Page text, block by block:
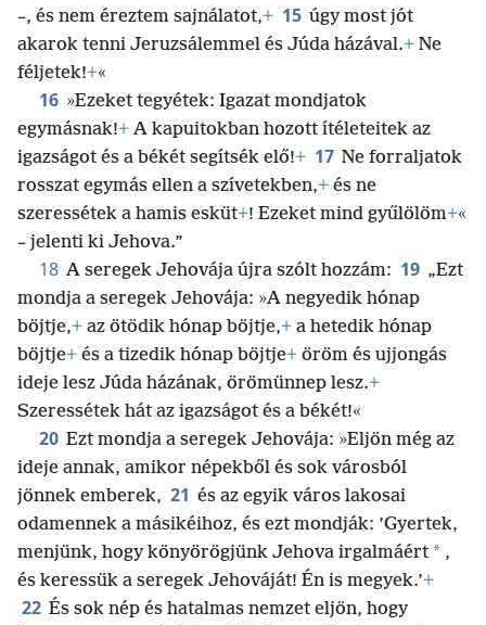
–, és nem éreztem sajnálatot,+ 15 úgy most jót
akarok tenni Jeruzsálemmel és Júda házával.+ Ne
féljetek!+«
16 »Ezeket tegyétek: Igazat mondjatok
egymásnak!+ A kapuitokban hozott ítéleteitek az
igazságot és a békét segítsék elő!+ 17 Ne forraljatok
rosszat egymás ellen a szívetekben,+ és ne
szeressétek a hamis esküt+! Ezeket mind gyűlölöm+«
– jelenti ki Jehova.”
18 A seregek Jehovája újra szólt hozzám: 19 „Ezt
mondja a seregek Jehovája: »A negyedik hónap
böjtje,+ az ötödik hónap böjtje,+ a hetedik hónap
böjtje+ és a tizedik hónap böjtje+ öröm és ujjongás
ideje lesz Júda házának, örömünnep lesz.+
Szeressétek hát az igazságot és a békét!«
20 Ezt mondja a seregek Jehovája: »Eljön még az
ideje annak, amikor népekből és sok városból
jönnek emberek, 21 és az egyik város lakosai
odamennek a másikéihoz, és ezt mondják: ’Gyertek,
menjünk, hogy könyörögjünk Jehova irgalmáért * ,
és keressük a seregek Jehováját! Én is megyek.’+
22 És sok nép és hatalmas nemzet eljön, hogy